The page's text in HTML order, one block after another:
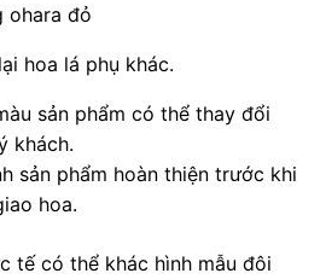
ohara đỏ
hoa lá phụ khác.
sản phẩm có thể thay đổi
khách.
sản phẩm hoàn thiện trước khi
hoa.
tế có thể khác hình mẫu đôi